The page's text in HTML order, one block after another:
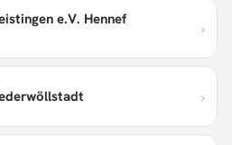
e.V. Hennef ›
›